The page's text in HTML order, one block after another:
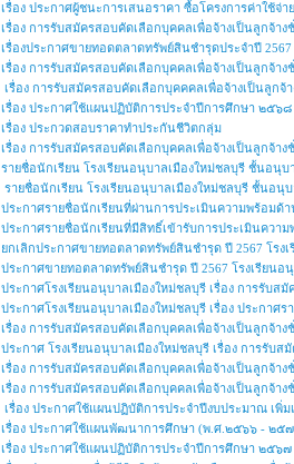
เรื่อง ประกาศผู้ชนะการเสนอราคา ซื้อโครงการค่าใช้จ่
เรื่อง การรับสมัครสอบคัดเลือกบุคคลเพื่อจ้างเป็นลูกจ้าง
เรื่องประกาศขายทอดตลาดทรัพย์สินชำรุดประจำปี 2567
เรื่อง การรับสมัครสอบคัดเลือกบุคคลเพื่อจ้างเป็นลูกจ้
เรื่อง การรับสมัครสอบคัดเลือกบุคคคลเพื่อจ้างเป็นลูกจ้
เรื่อง ประกาศใช้แผนปฏิบัติการประจำปีการศึกษา ๒๕๖
เรื่อง ประกวดสอบราคาทำประกันชีวิตกลุ่ม
เรื่อง การรับสมัครสอบคัดเลือกบุคคลเพื่อจ้างเป็นลูกจ้
รายชื่อนักเรียน โรงเรียนอนุบาลเมืองใหม่ชลบุรี ชั้นอนุ
รายชื่อนักเรียน โรงเรียนอนุบาลเมืองใหม่ชลบุรี ชั้นอนุ
ประกาศรายชื่อนักเรียนที่ผ่านการประเมินความพร้อมด้
ประกาศรายชื่อนักเรียนที่มีสิทธิ์เข้ารับการประเมินควา
ยกเลิกประกาศขายทอตลาดทรัพย์สินชำรุด ปี 2567 โรง
ประกาศขายทอตลาดทรัพย์สินชำรุด ปี 2567 โรงเรียนอ
ประกาศโรงเรียนอนุบาลเมืองใหม่ชลบุรี เรื่อง การรับส
ประกาศโรงเรียนอนุบาลเมืองใหม่ชลบุรี เรื่อง ประกาศ
เรื่อง การรับสมัครสอบคัดเลือกบุคคลเพื่อจ้างเป็นลูกจ้าง
ประกาศ โรงเรียนอนุบาลเมืองใหม่ชลบุรี เรื่อง การรับ
เรื่อง การรับสมัครสอบคัดเลือกบุคคลเพื่อจ้างเป็นลูกจ้าง
เรื่อง การรับสมัครสอบคัดเลือกบุคคลเพื่อจ้างเป็นลูกจ้
เรื่อง ประกาศใช้แผนปฏิบัติการประจำปีงบประมาณ เ
เรื่อง ประกาศใช้แผนพัฒนาการศึกษา (พ.ศ.๒๕๖๖ - ๒๕
เรื่อง ประกาศใช้แผนปฏิบัติการประจำปีการศึกษา ๒๕๖